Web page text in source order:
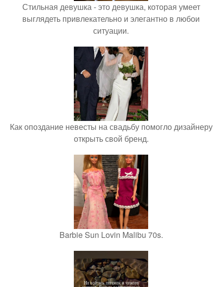
Стильная девушка - это девушка, которая умеет
выглядеть привлекательно и элегантно в любои
ситуации.
Как опоздание невесты на свадьбу помогло дизайнеру
открыть свой бренд.
Barbie Sun Lovin Malibu 70s.